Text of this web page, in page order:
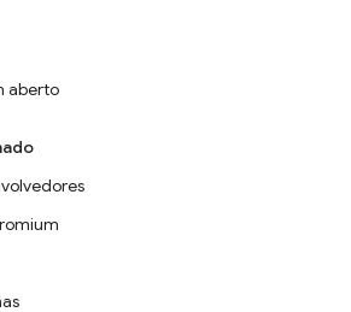
aberto